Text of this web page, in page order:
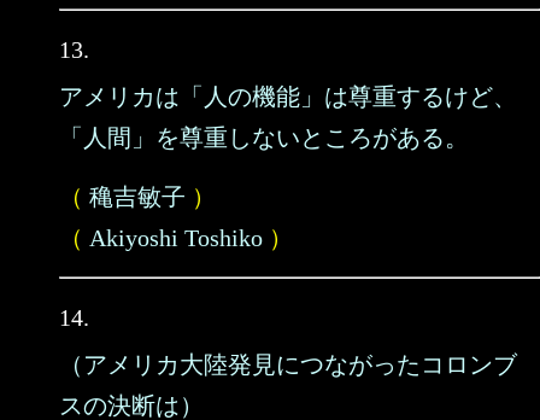
13.
アメリカは「人の機能」は尊重するけど、
「人間」を尊重しないところがある。
（ 穐吉敏子 ）
（ Akiyoshi Toshiko ）
14.
（アメリカ大陸発見につながったコロンブ
スの決断は）